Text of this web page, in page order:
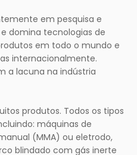
em pesquisa e
domina tecnologias de
em todo o mundo e
internacionalmente.
a lacuna na indústria
produtos. Todos os tipos
máquinas de
(MMA) ou eletrodo,
blindado com gás inerte